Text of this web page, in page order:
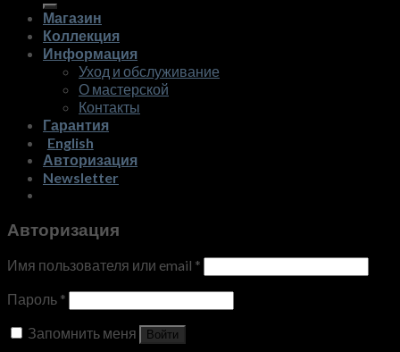
Магазин
Коллекция
Информация
Уход и обслуживание
О мастерской
Контакты
Гарантия
English
Авторизация
Newsletter
Авторизация
Имя пользователя или email *
Пароль *
Запомнить меня
Войти